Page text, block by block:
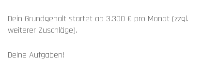
Dein Grundgehalt startet ab 3.300 € pro Monat (zzgl.
weiterer Zuschläge).
Deine Aufgaben!